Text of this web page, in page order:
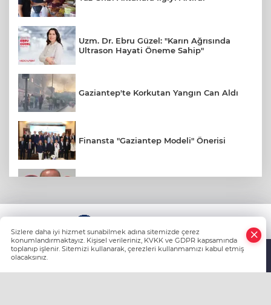
Uzm. Dr. Ebru Güzel: "Karın Ağrısında
Ultrason Hayati Öneme Sahip"
Gaziantep'te Korkutan Yangın Can Aldı
Finansta "Gaziantep Modeli" Önerisi
Tarafından Gaziantepli Çiftçilerimiz İçin
132 Milyon Liralık Acil Destek Ödeneği
Tahsis Edildi
KÜNYE
Sizlere daha iyi hizmet sunabilmek adına sitemizde çerez
konumlandırmaktayız. Kişisel verileriniz, KVKK ve GDPR kapsamında
toplanıp işlenir. Sitemizi kullanarak, çerezleri kullanmamızı kabul etmiş
olacaksınız.